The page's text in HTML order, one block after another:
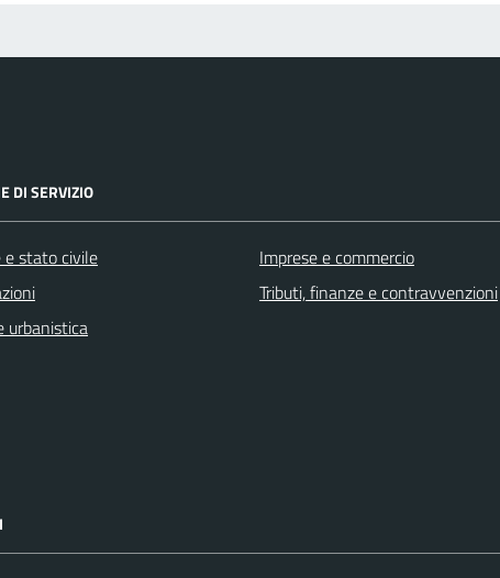
DI SERVIZIO
e stato civile
urbanistica
Imprese e commercio
Tributi, finanze e contravvenzioni